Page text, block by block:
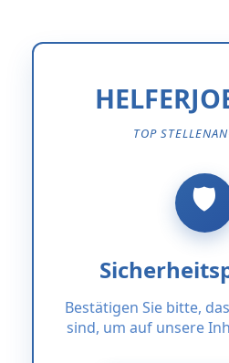
TOP
Bestätigen Sie bitte,
sind, um auf unsere